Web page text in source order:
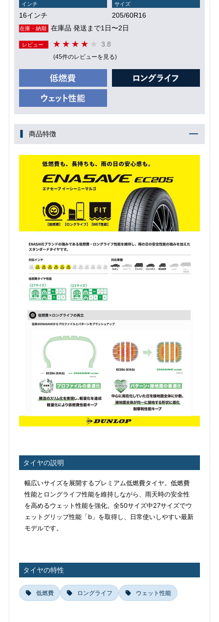
インチ
16インチ
サイズ
205/60R16
在庫・納期 在庫品 発送まで1日〜2日
レビュー 3.8
(45件のレビューを見る)
商品特徴
タイヤの説明
幅広いサイズを展開するプレミアム低燃費タイヤ。低燃費
性能とロングライフ性能を維持しながら、雨天時の安全性
を高めるウェット性能を強化。全50サイズ中27サイズでウ
ェットグリップ性能「b」を取得し、日常使いしやすい最新
モデルです。
タイヤの特性
低燃費 ロングライフ ウェット性能